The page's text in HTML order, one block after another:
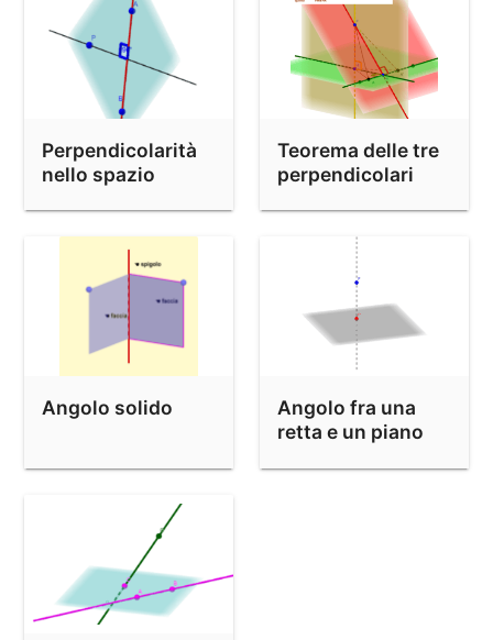
Perpendicolarità
nello spazio
Teorema delle tre
perpendicolari
Angolo solido
Angolo fra una
retta e un piano